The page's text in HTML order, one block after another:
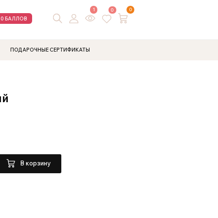
БАЛЛОВ
1 0 0
ПОДАРОЧНЫЕ СЕРТИФИКАТЫ
В корзину